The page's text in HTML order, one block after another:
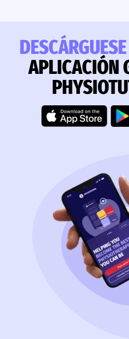
DESCÁRGUESE
APLICACIÓN